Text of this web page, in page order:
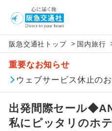
阪急交通社トップ > 国内旅行
重要なお知らせ
ウェブサービス休止の
出発間際セール
私にピッタリのホ
アイコン
添乗員同行
往路出発
（駅）ま
現地添乗員同
行
現地到着
（駅）ま
「価格変動型ツアー」
価格変動型ツアーとは
賃」を利用したツア
お申し込み時期・ご